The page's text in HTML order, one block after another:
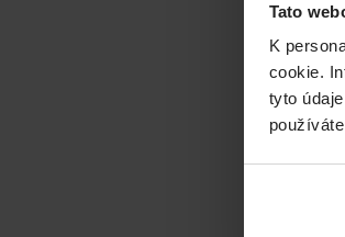
Tato
K
cookie.
tyto